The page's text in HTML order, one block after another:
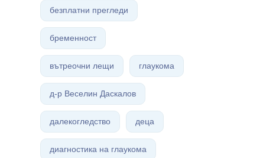
безплатни прегледи
бременност
вътреочни лещи глаукома
д-р Веселин Даскалов
далекогледство деца
диагностика на глаукома